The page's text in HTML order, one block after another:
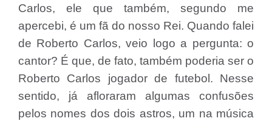
Carlos, ele que também, segundo me
apercebi, é um fã do nosso Rei. Quando falei
de Roberto Carlos, veio logo a pergunta: o
cantor? É que, de fato, também poderia ser o
Roberto Carlos jogador de futebol. Nesse
sentido, já afloraram algumas confusões
pelos nomes dos dois astros, um na música